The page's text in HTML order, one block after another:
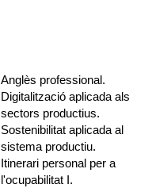
Anglès professional.
Digitalització aplicada als
sectors productius.
Sostenibilitat aplicada al
sistema productiu.
Itinerari personal per a
l'ocupabilitat I.